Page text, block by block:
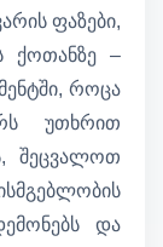
ფაზები,
ქოთანზე –
როცა
უთხრით
შეცვალოთ
და